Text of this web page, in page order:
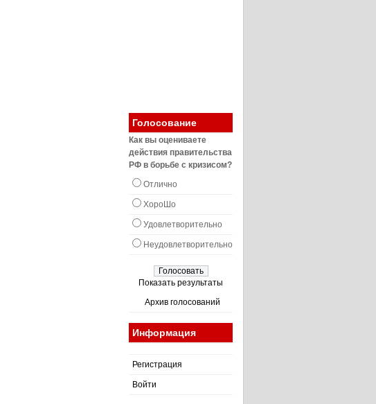
Голосование
Как вы оцениваете
действия правительства
РФ в борьбе с кризисом?
Отлично
ХороШо
Удовлетворительно
Неудовлетворительно
Показать результаты
Архив голосований
Информация
Регистрация
Войти